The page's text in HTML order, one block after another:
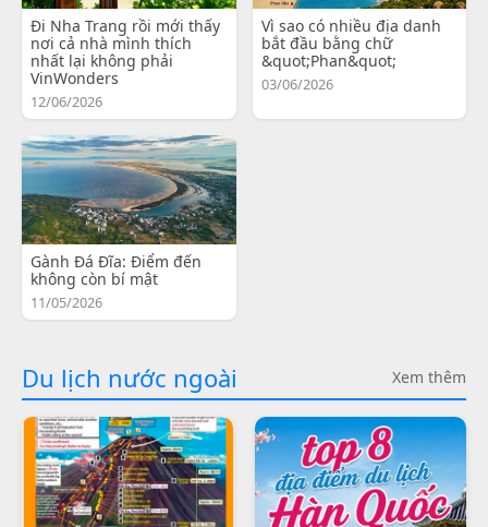
Đi Nha Trang rồi mới thấy
nơi cả nhà mình thích
nhất lại không phải
VinWonders
12/06/2026
Vì sao có nhiều địa danh
bắt đầu bằng chữ
&quot;Phan&quot;
03/06/2026
Gành Đá Đĩa: Điểm đến
không còn bí mật
11/05/2026
Du lịch nước ngoài Xem thêm